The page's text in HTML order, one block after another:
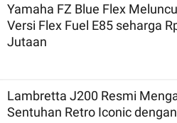
Yamaha FZ Blue Flex
Versi Flex Fuel E85 seharga
Jutaan
Lambretta J200 Resmi
Sentuhan Retro Iconic